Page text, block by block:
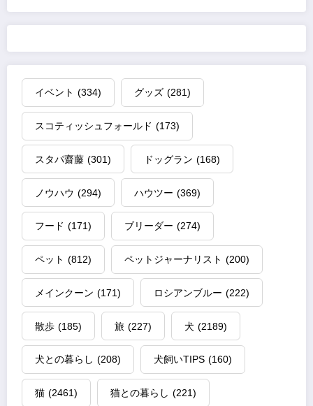
イベント (334) グッズ (281)
スコティッシュフォールド (173)
スタパ齋藤 (301) ドッグラン (168)
ノウハウ (294) ハウツー (369)
フード (171) ブリーダー (274)
ペット (812) ペットジャーナリスト (200)
メインクーン (171) ロシアンブルー (222)
散歩 (185) 旅 (227) 犬 (2189)
犬との暮らし (208) 犬飼いTIPS (160)
猫 (2461) 猫との暮らし (221)